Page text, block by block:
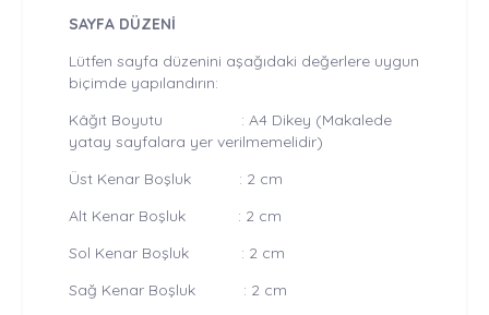
SAYFA DÜZENİ
Lütfen sayfa düzenini aşağıdaki değerlere uygun
biçimde yapılandırın:
Kâğıt Boyutu : A4 Dikey (Makalede
yatay sayfalara yer verilmemelidir)
Üst Kenar Boşluk : 2 cm
Alt Kenar Boşluk : 2 cm
Sol Kenar Boşluk : 2 cm
Sağ Kenar Boşluk : 2 cm